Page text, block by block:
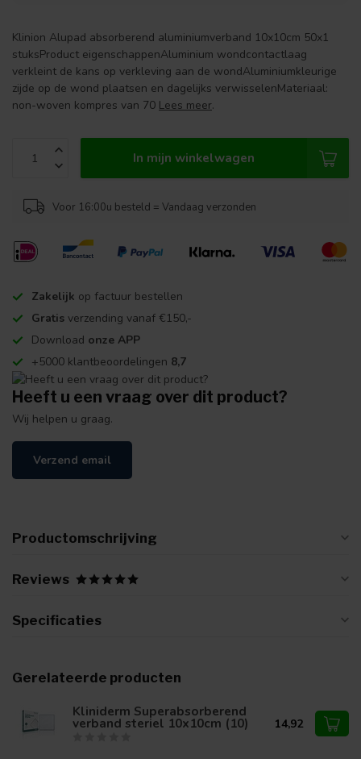
Klinion Alupad absorberend aluminiumverband 10x10cm 50x1
stuksProduct eigenschappenAluminium wondcontactlaag
verkleint de kans op verkleving aan de wondAluminiumkleurige
zijde op de wond plaatsen en dagelijks verwisselenMateriaal:
non-woven kompres van 70 Lees meer.
In mijn winkelwagen
Voor 16:00u besteld = Vandaag verzonden
Zakelijk op factuur bestellen
Gratis verzending vanaf €150,-
Download onze APP
+5000 klantbeoordelingen 8,7
Heeft u een vraag over dit product?
Wij helpen u graag.
Verzend email
Productomschrijving
Reviews
Specificaties
Gerelateerde producten
Kliniderm Superabsorberend
verband steriel 10x10cm (10) 14,92